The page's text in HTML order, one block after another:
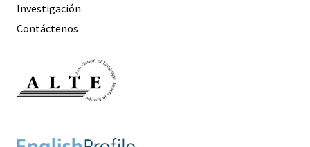
Investigación
Contáctenos